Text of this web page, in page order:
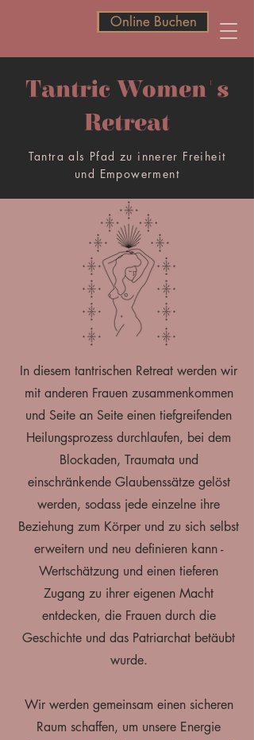
Online Buchen
Online Buchen
Tantric Women's
Retreat
Tantra als Pfad zu innerer Freiheit
und Empowerment
In diesem tantrischen Retreat werden wir
mit anderen Frauen zusammenkommen
und Seite an Seite einen tiefgreifenden
Heilungsprozess durchlaufen, bei dem
Blockaden, Traumata und
einschränkende Glaubenssätze gelöst
werden, sodass jede einzelne ihre
Beziehung zum Körper und zu sich selbst
erweitern und neu definieren kann -
Wertschätzung und einen tieferen
Zugang zu ihrer eigenen Macht
entdecken, die Frauen durch die
Geschichte und das Patriarchat betäubt
wurde.
Wir werden gemeinsam einen sicheren
Raum schaffen, um unsere Energie